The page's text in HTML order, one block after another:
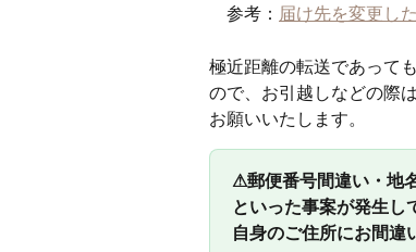
参考： 届け先を変更し
極近距離の転送であって
ので、お引越しなどの際は
お願いいたします。
⚠郵便番号間違い・地
といった事案が発生し
自身のご住所にお間違